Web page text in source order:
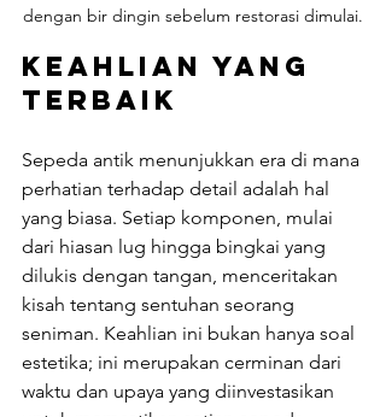
dengan bir dingin sebelum restorasi dimulai.
Keahlian yang
Terbaik
Sepeda antik menunjukkan era di mana
perhatian terhadap detail adalah hal
yang biasa. Setiap komponen, mulai
dari hiasan lug hingga bingkai yang
dilukis dengan tangan, menceritakan
kisah tentang sentuhan seorang
seniman. Keahlian ini bukan hanya soal
estetika; ini merupakan cerminan dari
waktu dan upaya yang diinvestasikan